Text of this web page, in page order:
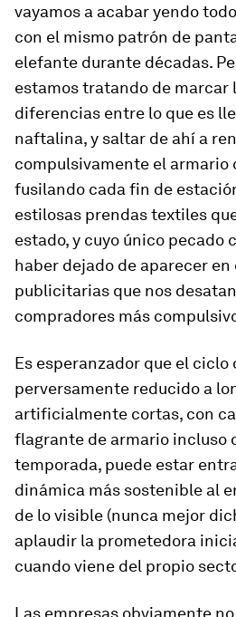
vayamos a acabar yendo
con el mismo patrón de
elefante durante décadas.
estamos tratando de marcar
diferencias entre lo que es
naftalina, y saltar de ahí a
compulsivamente el armario
fusilando cada fin de
estilosas prendas textiles
estado, y cuyo único pecado
haber dejado de aparecer en
publicitarias que nos
compradores más
Es esperanzador que el ciclo
perversamente reducido a
artificialmente cortas, con
flagrante de armario incluso
temporada, puede estar
dinámica más sostenible al
de lo visible (nunca mejor
aplaudir la prometedora
cuando viene del propio
Las empresas obviamente